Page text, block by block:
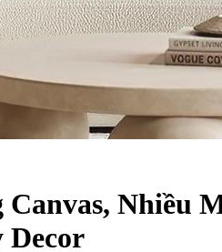
Canvas, Nhiều
Decor